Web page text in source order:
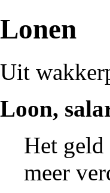
Lonen
Uit
Loon,
Het
meer